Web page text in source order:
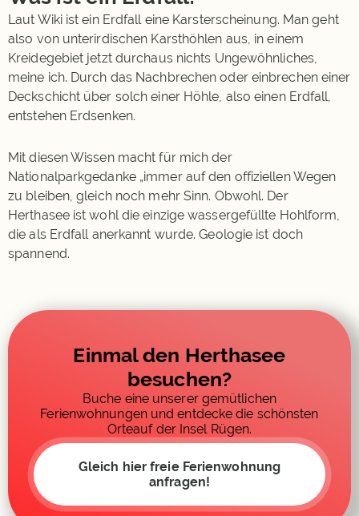
Laut Wiki ist ein Erdfall eine Karsterscheinung. Man geht
also von unterirdischen Karsthöhlen aus, in einem
Kreidegebiet jetzt durchaus nichts Ungewöhnliches,
meine ich. Durch das Nachbrechen oder einbrechen einer
Deckschicht über solch einer Höhle, also einen Erdfall,
entstehen Erdsenken.
Mit diesen Wissen macht für mich der
Nationalparkgedanke „immer auf den offiziellen Wegen
zu bleiben, gleich noch mehr Sinn. Obwohl. Der
Herthasee ist wohl die einzige wassergefüllte Hohlform,
die als Erdfall anerkannt wurde. Geologie ist doch
spannend.
Einmal den Herthasee
besuchen?
Buche eine unserer gemütlichen
Ferienwohnungen und entdecke die schönsten
Orteauf der Insel Rügen.
Gleich hier freie Ferienwohnung
anfragen!